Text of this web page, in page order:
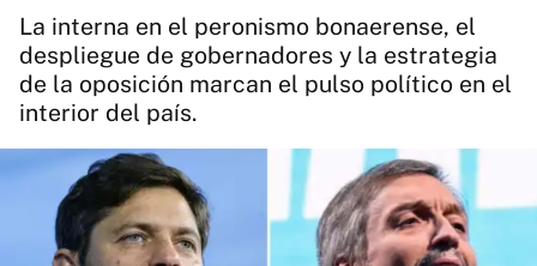
La interna en el peronismo bonaerense, el
despliegue de gobernadores y la estrategia
de la oposición marcan el pulso político en el
interior del país.